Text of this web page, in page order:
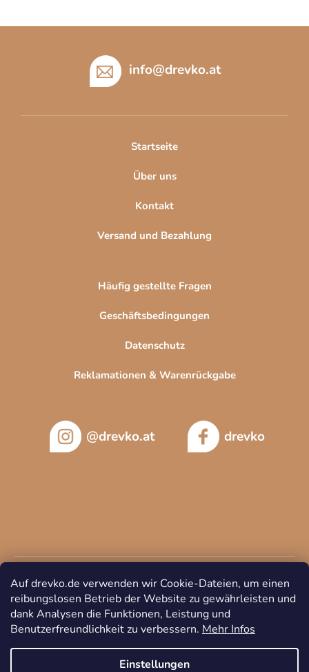
Auf drevko.de verwenden wir Cookie-Dateien, um einen
reibungslosen Betrieb der Website zu gewährleisten und
dank Analysen die Funktionen, Leistung und
Benutzerfreundlichkeit zu verbessern. Mehr Infos
Einstellungen
info@drevko.at
Startseite
Über uns
Kontakt
Versand und Bezahlung
Häufig gestellte Fragen
Geschäftsbedingungen
Datenschutz
Reklamationen & Warenrückgabe
@drevko.at drevko
Copyright 2026DREVKO. Alle Rechte vorbehalten.